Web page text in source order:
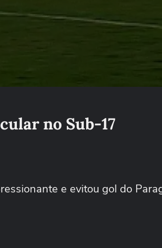
no Sub-17
e evitou gol do